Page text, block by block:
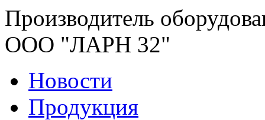
Производитель
ООО "ЛАРН 32"
Новости
Продукция